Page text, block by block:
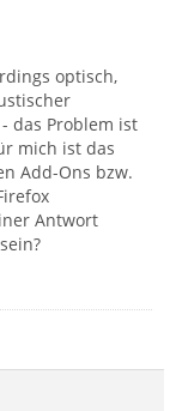
optisch,
das Problem ist
mich ist das
Add-Ons bzw.
Antwort